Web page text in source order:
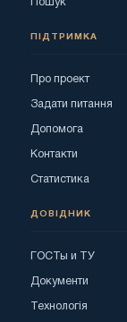
Пошук
ПІДТРИМКА
Про проект
Задати питання
Допомога
Контакти
Статистика
ДОВІДНИК
ГОСТы и ТУ
Документи
Технологія